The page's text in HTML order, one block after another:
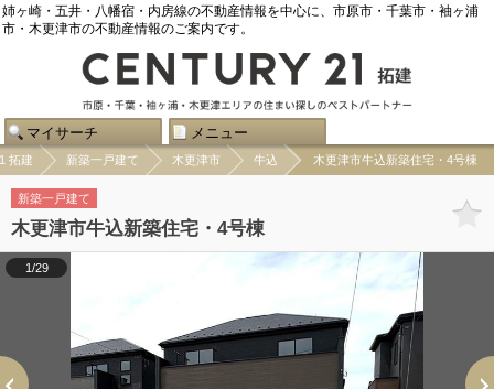
姉ヶ崎・五井・八幡宿・内房線の不動産情報を中心に、市原市・千葉市・袖ヶ浦
市・木更津市の不動産情報のご案内です。
メニュー
マイサーチ
拓建 新築一戸建て 木更津市 牛込 木更津市牛込新築住宅・4号棟
新築一戸建て
木更津市牛込新築住宅・4号棟
1/29